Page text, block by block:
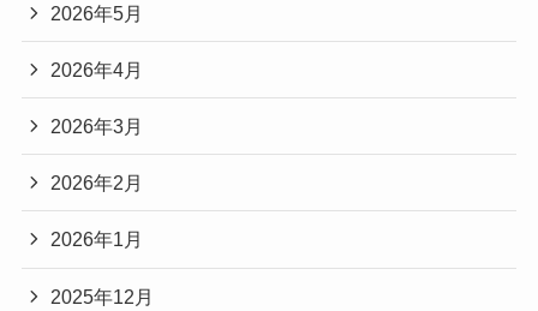
2026年5月
2026年4月
2026年3月
2026年2月
2026年1月
2025年12月